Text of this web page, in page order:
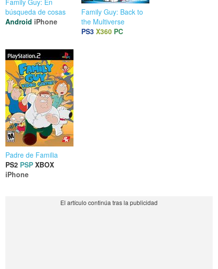
búsqueda de cosas
Android iPhone
Family Guy: Back to
the Multiverse
PS3 X360 PC
Padre de Familia
PS2 PSP XBOX
iPhone